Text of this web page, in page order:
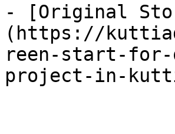
- [Original
(https://
reen-start-for-
project-in-